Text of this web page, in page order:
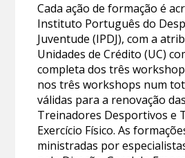
Cada ação de formação é
Instituto Português do
Juventude (IPDJ), com a
Unidades de Crédito (UC)
completa dos três
nos três workshops num
válidas para a renovação
Treinadores Desportivos e
Exercício Físico. As
ministradas por